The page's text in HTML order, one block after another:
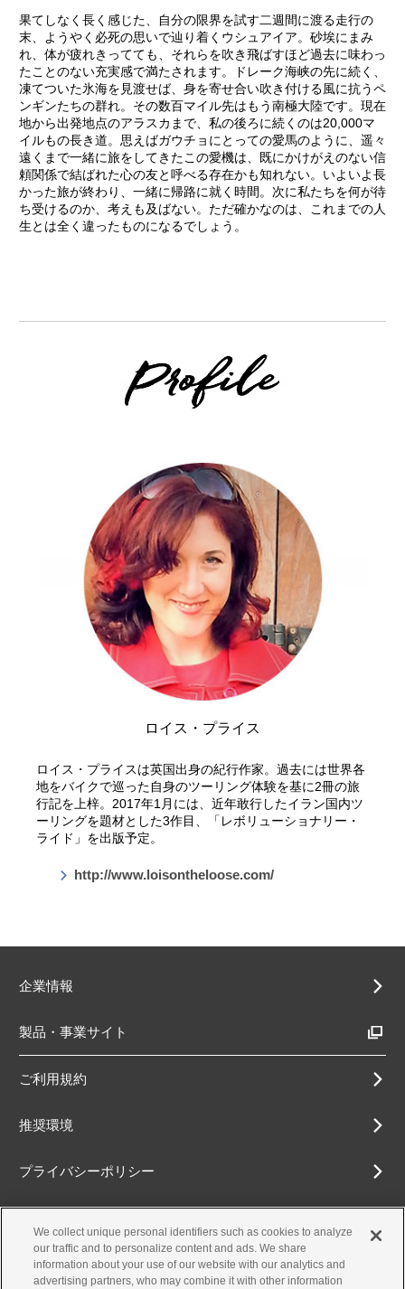
果てしなく長く感じた、自分の限界を試す二週間に渡る走行の
末、ようやく必死の思いで辿り着くウシュアイア。砂埃にまみ
れ、体が疲れきってても、それらを吹き飛ばすほど過去に味わっ
たことのない充実感で満たされます。ドレーク海峡の先に続く、
凍てついた氷海を見渡せば、身を寄せ合い吹き付ける風に抗うペ
ンギンたちの群れ。その数百マイル先はもう南極大陸です。現在
地から出発地点のアラスカまで、私の後ろに続くのは20,000マ
イルもの長き道。思えばガウチョにとっての愛馬のように、遥々
遠くまで一緒に旅をしてきたこの愛機は、既にかけがえのない信
頼関係で結ばれた心の友と呼べる存在かも知れない。いよいよ長
かった旅が終わり、一緒に帰路に就く時間。次に私たちを何が待
ち受けるのか、考えも及ばない。ただ確かなのは、これまでの人
生とは全く違ったものになるでしょう。
ロイス・プライス
ロイス・プライスは英国出身の紀行作家。過去には世界各
地をバイクで巡った自身のツーリング体験を基に2冊の旅
行記を上梓。2017年1月には、近年敢行したイラン国内ツ
ーリングを題材とした3作目、「レボリューショナリー・
ライド」を出版予定。
http://www.loisontheloose.com/
企業情報
製品・事業サイト
ご利用規約
推奨環境
プライバシーポリシー
アクセシビリティ方針
We collect unique personal identifiers such as cookies to analyze
our traffic and to personalize content and ads. We share
information about your use of our website with our analytics and
advertising partners, who may combine it with other information